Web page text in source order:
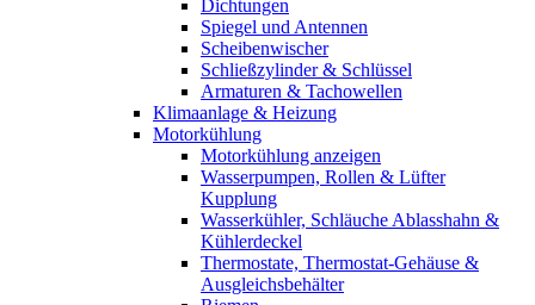
Dichtungen
Spiegel und Antennen
Scheibenwischer
Schließzylinder & Schlüssel
Armaturen & Tachowellen
Klimaanlage & Heizung
Motorkühlung
Motorkühlung anzeigen
Wasserpumpen, Rollen & Lüfter
Kupplung
Wasserkühler, Schläuche Ablasshahn &
Kühlerdeckel
Thermostate, Thermostat-Gehäuse &
Ausgleichsbehälter